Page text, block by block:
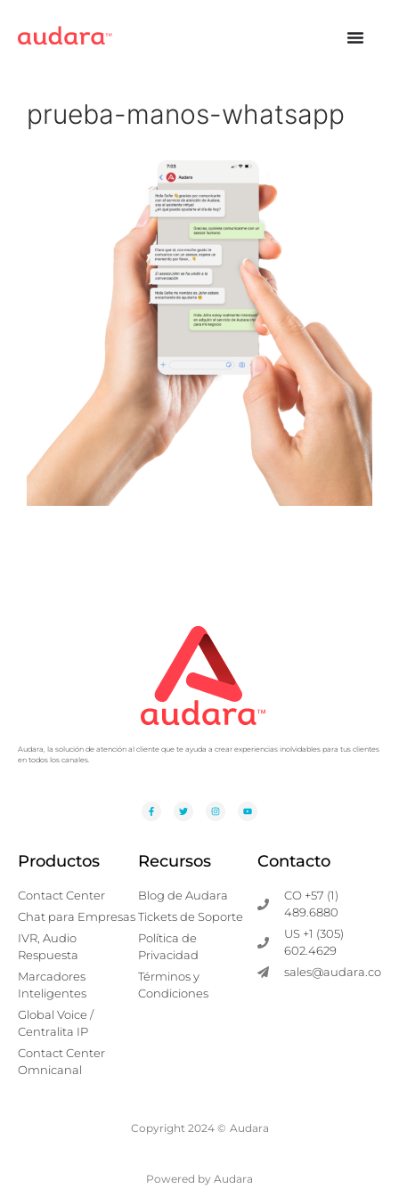
prueba-manos-whatsapp
Audara, la solución de atención al cliente que te ayuda a crear experiencias inolvidables para tus clientes
en todos los canales.
Productos
Contact Center
Chat para Empresas
IVR, Audio
Respuesta
Marcadores
Inteligentes
Global Voice /
Centralita IP
Contact Center
Omnicanal
Recursos
Blog de Audara
Tickets de Soporte
Política de
Privacidad
Términos y
Condiciones
Contacto
CO +57 (1)
489.6880
US +1 (305)
602.4629
sales@audara.co
Copyright 2024 © Audara
Powered by Audara